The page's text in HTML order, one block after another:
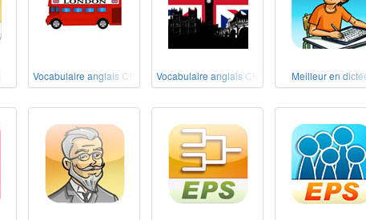
Vocabulaire anglais CP-CE1-CE2Vocabulaire anglais CM1-CM2 Meilleur en